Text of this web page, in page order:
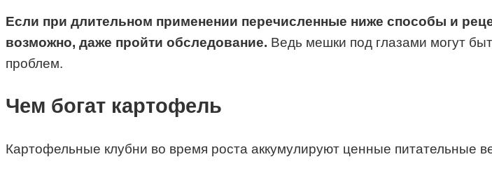
Если при длительном применении перечисленные ниже способы и
возможно, даже пройти обследование. Ведь мешки под глазами могут
проблем.
Чем богат картофель
Картофельные клубни во время роста аккумулируют ценные питательные